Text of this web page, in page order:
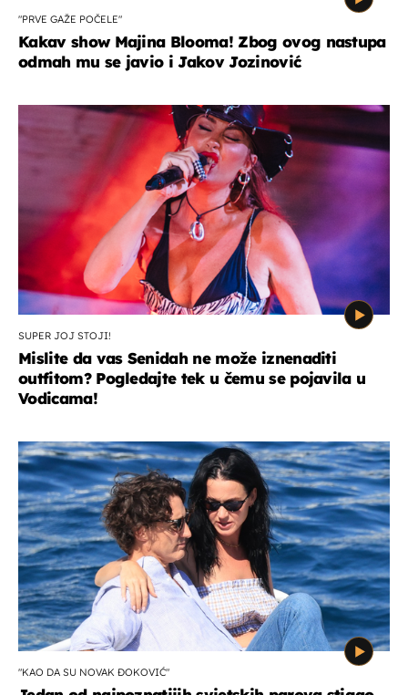
"PRVE GAŽE POČELE"
Kakav show Majina Blooma! Zbog ovog nastupa
odmah mu se javio i Jakov Jozinović
SUPER JOJ STOJI!
Mislite da vas Senidah ne može iznenaditi
outfitom? Pogledajte tek u čemu se pojavila u
Vodicama!
"KAO DA SU NOVAK ĐOKOVIĆ"